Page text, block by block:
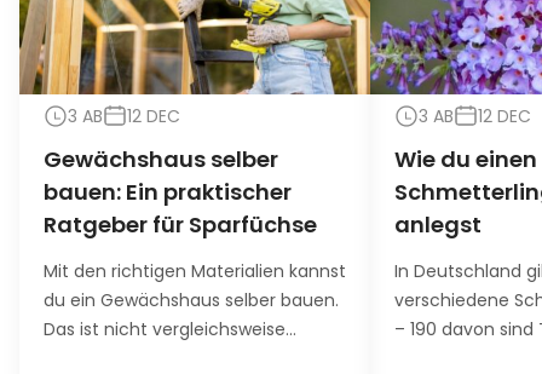
3 AB 12 DEC
Gewächshaus selber
bauen: Ein praktischer
Ratgeber für Sparfüchse
Mit den richtigen Materialien kannst
du ein Gewächshaus selber bauen.
Das ist nicht vergleichsweise
3 AB 12 DEC
Wie du einen
anlegst
In Deutschland
verschiedene
– 190 davon